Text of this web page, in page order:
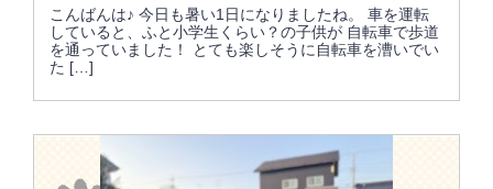
こんばんは♪ 今日も暑い1日になりましたね。 車を運転
していると、ふと小学生くらい？の子供が 自転車で歩道
を通っていました！ とても楽しそうに自転車を漕いでい
た […]